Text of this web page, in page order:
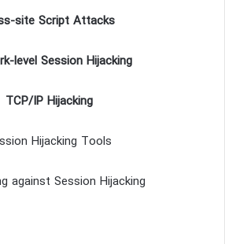
site Script Attacks
level Session Hijacking
TCP/IP Hijacking
Hijacking Tools
against Session Hijacking